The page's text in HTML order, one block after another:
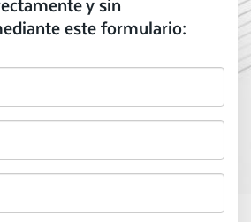
y sin
este formulario: